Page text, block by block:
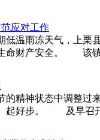
应对工作
温雨冻天气，上栗县
命财产安全。 该镇
神状态中调整过来
起好步。 及早召开